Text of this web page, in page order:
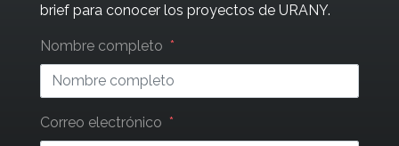
brief para conocer los proyectos de URANY.
Leave
this
field
Nombre completo
Correo electrónico